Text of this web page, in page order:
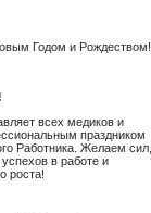
Годом и Рождеством!
всех медиков и
праздником
Работника. Желаем сил,
в работе и
роста!